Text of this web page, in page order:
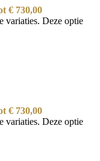
€ 730,00
variaties. Deze optie
€ 730,00
variaties. Deze optie